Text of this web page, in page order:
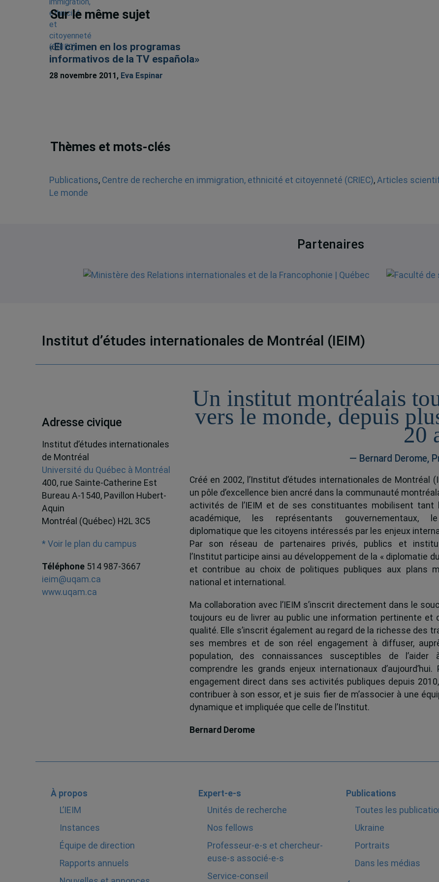
Sur le même sujet
«El crimen en los programas
informativos de la TV española»
28 novembre 2011, Eva Espinar
Thèmes et mots-clés
Publications, Centre de recherche en immigration, ethnicité et citoyenneté (CRIEC), Articles
Le monde
Partenaires
Institut d’études internationales de Montréal (IEIM)
Adresse civique
Institut d’études internationales
de Montréal
Université du Québec à Montréal
400, rue Sainte-Catherine Est
Bureau A-1540, Pavillon Hubert-
Aquin
Montréal (Québec) H2L 3C5
* Voir le plan du campus
Téléphone 514 987-3667
ieim@uqam.ca
www.uqam.ca
Un institut montréalais
vers le monde, depuis
20
— Bernard Derome,
Créé en 2002, l’Institut d’études internationales de Montréal
un pôle d’excellence bien ancré dans la communauté
activités de l’IEIM et de ses constituantes mobilisent tant
académique, les représentants gouvernementaux,
diplomatique que les citoyens intéressés par les enjeux
Par son réseau de partenaires privés, publics et
l’Institut participe ainsi au développement de la « diplomatie
et contribue au choix de politiques publiques aux plans
national et international.
Ma collaboration avec l’IEIM s’inscrit directement dans le
toujours eu de livrer au public une information pertinente et
qualité. Elle s’inscrit également au regard de la richesse des
ses membres et de son réel engagement à diffuser,
population, des connaissances susceptibles de l’aider
comprendre les grands enjeux internationaux d’aujourd’hui.
engagement direct dans ses activités publiques depuis 2010,
contribuer à son essor, et je suis fier de m’associer à une
dynamique et impliquée que celle de l’Institut.
Bernard Derome
À propos
L’IEIM
Instances
Équipe de direction
Rapports annuels
Expert-e-s
Unités de recherche
Nos fellows
Professeur-e-s et chercheur-
euse-s associé-e-s
Service-conseil
Publications
Toutes les
Ukraine
Portraits
Dans les médias